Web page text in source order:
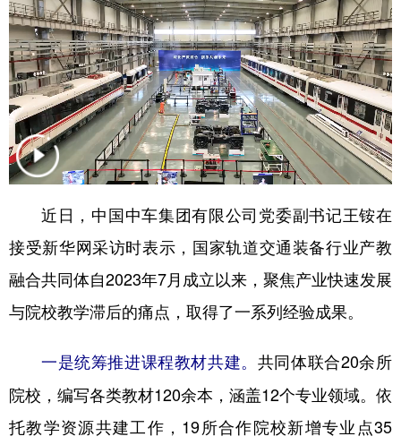
访谈 视频 图片 政务
法律 中央文件 金融 汽车
食品 人居 信息化 数字经济
学术中国 乡村振兴 银龄 溯源中国
城市 旅游 能源 会展
彩票 娱乐 时尚 悦读
公益 一带一路 亚太网 上市公司
文化产业
地方频道
北京 天津 河北 山西
辽宁 吉林 上海 江苏
近日，中国中车集团有限公司党委副书记王铵在
接受新华网采访时表示，国家轨道交通装备行业产教
融合共同体自2023年7月成立以来，聚焦产业快速发展
与院校教学滞后的痛点，取得了一系列经验成果。
一是统筹推进课程教材共建。 共同体联合20余所
院校，编写各类教材120余本，涵盖12个专业领域。依
托教学资源共建工作，19所合作院校新增专业点35